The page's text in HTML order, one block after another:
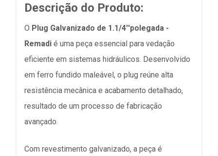
Descrição do Produto:
O Plug Galvanizado de 1.1/4''polegada -
Remadi é uma peça essencial para vedação
eficiente em sistemas hidráulicos. Desenvolvido
em ferro fundido maleável, o plug reúne alta
resistência mecânica e acabamento detalhado,
resultado de um processo de fabricação
avançado.
Com revestimento galvanizado, a peça é